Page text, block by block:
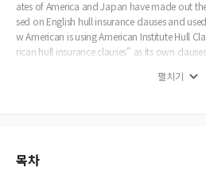
ates of America and Japan have made out
sed on English hull insurance clauses and
w American is using American Institute Hull
rican hull insurance clauses" as its own
uses named Japanese Hull Standard
1990. Therefore the purpose of this study is
als necessary for Korea to establish and
펼치기
목차